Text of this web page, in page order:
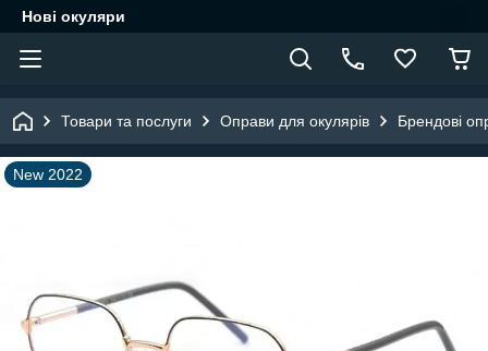
Нові окуляри
Товари та послуги Оправи для окулярів Брендові
New 2022